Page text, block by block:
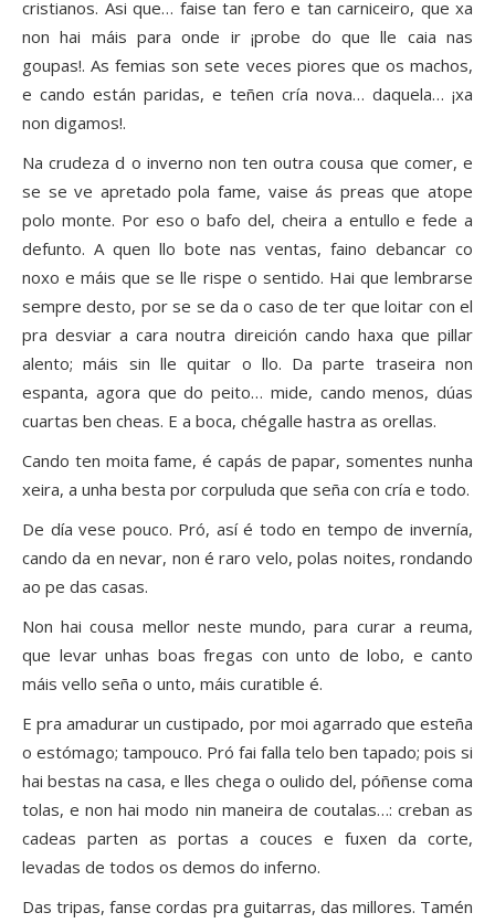
cristianos. Asi que… faise tan fero e tan carniceiro, que xa
non hai máis para onde ir ¡probe do que lle caia nas
goupas!. As femias son sete veces piores que os machos,
e cando están paridas, e teñen cría nova… daquela… ¡xa
non digamos!.
Na crudeza d o inverno non ten outra cousa que comer, e
se se ve apretado pola fame, vaise ás preas que atope
polo monte. Por eso o bafo del, cheira a entullo e fede a
defunto. A quen llo bote nas ventas, faino debancar co
noxo e máis que se lle rispe o sentido. Hai que lembrarse
sempre desto, por se se da o caso de ter que loitar con el
pra desviar a cara noutra direición cando haxa que pillar
alento; máis sin lle quitar o llo. Da parte traseira non
espanta, agora que do peito… mide, cando menos, dúas
cuartas ben cheas. E a boca, chégalle hastra as orellas.
Cando ten moita fame, é capás de papar, somentes nunha
xeira, a unha besta por corpuluda que seña con cría e todo.
De día vese pouco. Pró, así é todo en tempo de invernía,
cando da en nevar, non é raro velo, polas noites, rondando
ao pe das casas.
Non hai cousa mellor neste mundo, para curar a reuma,
que levar unhas boas fregas con unto de lobo, e canto
máis vello seña o unto, máis curatible é.
E pra amadurar un custipado, por moi agarrado que esteña
o estómago; tampouco. Pró fai falla telo ben tapado; pois si
hai bestas na casa, e lles chega o oulido del, póñense coma
tolas, e non hai modo nin maneira de coutalas…: creban as
cadeas parten as portas a couces e fuxen da corte,
levadas de todos os demos do inferno.
Das tripas, fanse cordas pra guitarras, das millores. Tamén